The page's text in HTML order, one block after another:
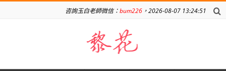
咨詢玉白老師微信：bum226 ，2026-08-07 13:24:51